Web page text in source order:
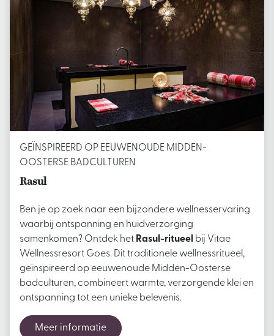
GEÏNSPIREERD OP EEUWENOUDE MIDDEN-
OOSTERSE BADCULTUREN
Rasul
Ben je op zoek naar een bijzondere wellnesservaring
waarbij ontspanning en huidverzorging
samenkomen? Ontdek het Rasul-ritueel bij Vitae
Wellnessresort Goes. Dit traditionele wellnessritueel,
geïnspireerd op eeuwenoude Midden-Oosterse
badculturen, combineert warmte, verzorgende klei en
ontspanning tot een unieke belevenis.
Meer informatie